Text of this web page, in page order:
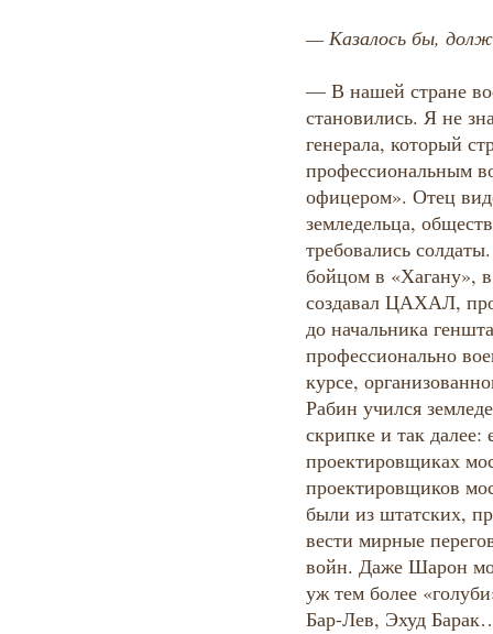
— Казалось бы,
— В нашей стране
становились. Я не
генерала, который
профессиональным
офицером». Отец
земледельца,
требовались
бойцом в «Хагану»,
создавал ЦАХАЛ,
до начальника
профессионально
курсе,
Рабин учился
скрипке и так далее:
проектировщиках
проектировщиков
были из штатских,
вести мирные
войн. Даже Шарон
уж тем более
Бар-Лев, Эхуд